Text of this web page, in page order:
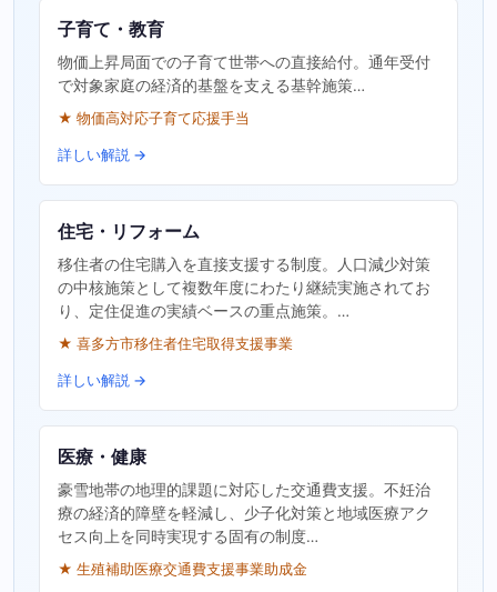
子育て・教育
物価上昇局面での子育て世帯への直接給付。通年受付
で対象家庭の経済的基盤を支える基幹施策…
★ 物価高対応子育て応援手当
詳しい解説 →
住宅・リフォーム
移住者の住宅購入を直接支援する制度。人口減少対策
の中核施策として複数年度にわたり継続実施されてお
り、定住促進の実績ベースの重点施策。…
★ 喜多方市移住者住宅取得支援事業
詳しい解説 →
医療・健康
豪雪地帯の地理的課題に対応した交通費支援。不妊治
療の経済的障壁を軽減し、少子化対策と地域医療アク
セス向上を同時実現する固有の制度…
★ 生殖補助医療交通費支援事業助成金